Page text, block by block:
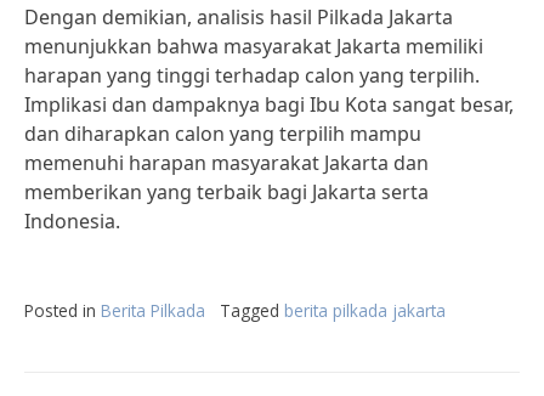
Dengan demikian, analisis hasil Pilkada Jakarta
menunjukkan bahwa masyarakat Jakarta memiliki
harapan yang tinggi terhadap calon yang terpilih.
Implikasi dan dampaknya bagi Ibu Kota sangat besar,
dan diharapkan calon yang terpilih mampu
memenuhi harapan masyarakat Jakarta dan
memberikan yang terbaik bagi Jakarta serta
Indonesia.
Posted in Berita Pilkada Tagged berita pilkada jakarta